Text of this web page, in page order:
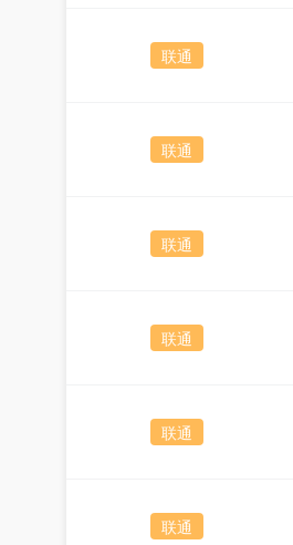
联通
联通
联通
联通
联通
联通